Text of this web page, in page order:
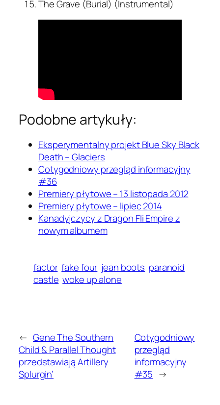
The Grave (Burial) (Instrumental)
Podobne artykuły:
Eksperymentalny projekt Blue Sky Black
Death – Glaciers
Cotygodniowy przegląd informacyjny
#36
Premiery płytowe – 13 listopada 2012
Premiery płytowe – lipiec 2014
Kanadyjczycy z Dragon Fli Empire z
nowym albumem
factor fake four jean boots paranoid
castle woke up alone
← Gene The Southern
Child & Parallel Thought
przedstawiają Artillery
Splurgin’
Cotygodniowy
przegląd
informacyjny
#35 →